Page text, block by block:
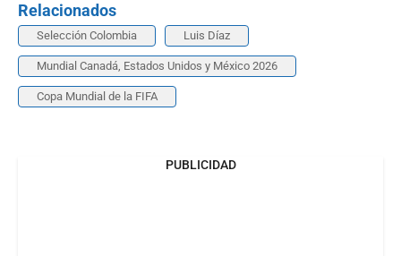
Relacionados
Selección Colombia Luis Díaz
Mundial Canadá, Estados Unidos y México 2026
Copa Mundial de la FIFA
PUBLICIDAD